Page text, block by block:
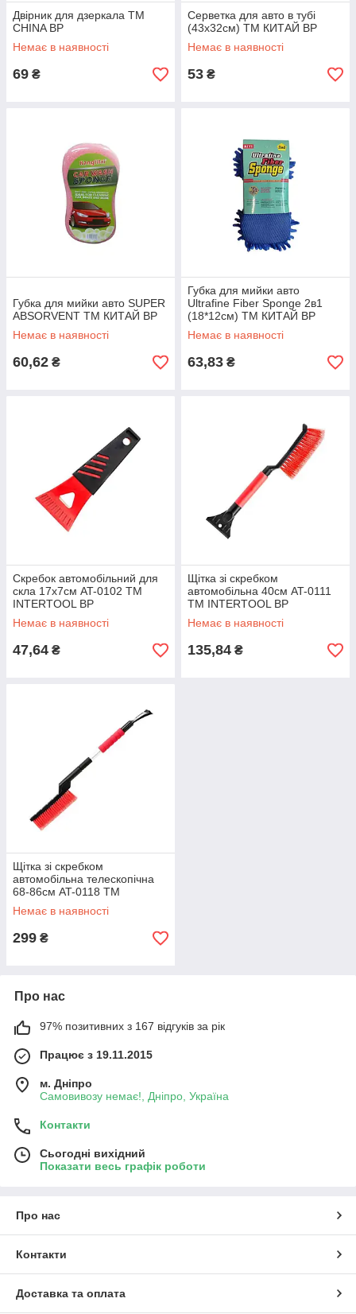
Двірник для дзеркала ТМ
CHINA BP
Немає в наявності
69 ₴
Серветка для авто в тубі
(43х32см) ТМ КИТАЙ BP
Немає в наявності
53 ₴
Губка для мийки авто SUPER
ABSORVENT ТМ КИТАЙ BP
Немає в наявності
60,62 ₴
Губка для мийки авто
Ultrafine Fiber Sponge 2в1
(18*12см) ТМ КИТАЙ BP
Немає в наявності
63,83 ₴
Скребок автомобільний для
скла 17х7см AT-0102 ТМ
INTERTOOL BP
Немає в наявності
47,64 ₴
Щітка зі скребком
автомобільна 40см AT-0111
ТМ INTERTOOL BP
Немає в наявності
135,84 ₴
Щітка зі скребком
автомобільна телескопічна
68-86см AT-0118 ТМ
INTERTOOL BP
Немає в наявності
299 ₴
Про нас
97% позитивних з 167 відгуків за рік
Працює з 19.11.2015
м. Дніпро
Самовивозу немає!, Дніпро, Україна
Контакти
Сьогодні вихідний
Показати весь графік роботи
Про нас
Контакти
Доставка та оплата